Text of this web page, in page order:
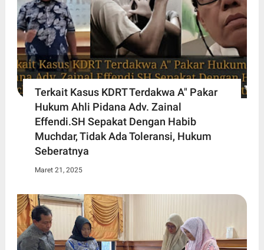
Terkait Kasus KDRT Terdakwa A" Pakar
Hukum Ahli Pidana Adv. Zainal
Effendi.SH Sepakat Dengan Habib
Muchdar, Tidak Ada Toleransi, Hukum
Seberatnya
Maret 21, 2025